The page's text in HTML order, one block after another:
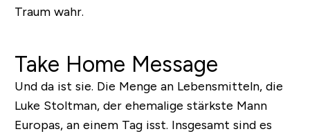
Traum wahr.
Take Home Message
Und da ist sie. Die Menge an Lebensmitteln, die
Luke Stoltman, der ehemalige stärkste Mann
Europas, an einem Tag isst. Insgesamt sind es